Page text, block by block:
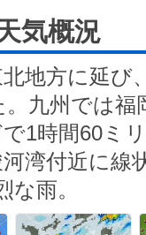
気概況
地方に延び
九州では福
1時間60ミ
湾付近に線
雨。